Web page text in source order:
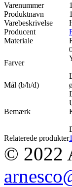
Varenummer
Produktnavn
Varebeskrivelse
Producent
Materiale
Farver
Mål (b/h/d)
Bemærk
Relaterede produkter
© 2022